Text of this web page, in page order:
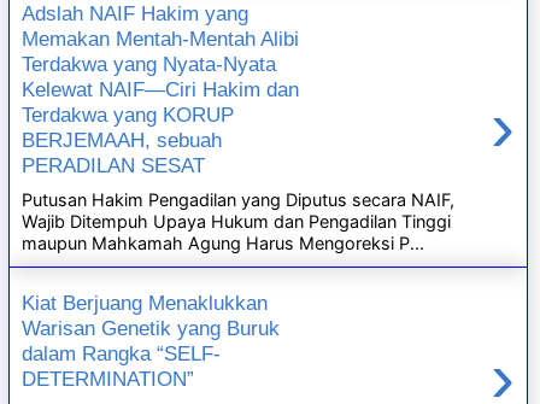
Adslah NAIF Hakim yang
Memakan Mentah-Mentah Alibi
Terdakwa yang Nyata-Nyata
Kelewat NAIF—Ciri Hakim dan
Terdakwa yang KORUP
BERJEMAAH, sebuah
PERADILAN SESAT
›
Putusan Hakim Pengadilan yang Diputus secara NAIF,
Wajib Ditempuh Upaya Hukum dan Pengadilan Tinggi
maupun Mahkamah Agung Harus Mengoreksi P...
Kiat Berjuang Menaklukkan
Warisan Genetik yang Buruk
dalam Rangka “SELF-
DETERMINATION”
›